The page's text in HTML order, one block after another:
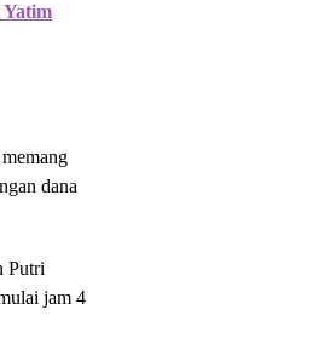
Yatim
dana
Putri
jam 4